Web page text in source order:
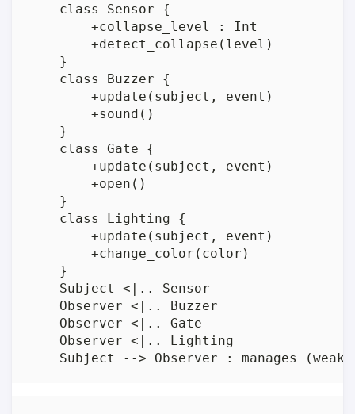
    class Sensor {
        +collapse_level : Int
        +detect_collapse(level)
    }
    class Buzzer {
        +update(subject, event)
        +sound()
    }
    class Gate {
        +update(subject, event)
        +open()
    }
    class Lighting {
        +update(subject, event)
        +change_color(color)
    }
    Subject <|.. Sensor
    Observer <|.. Buzzer
    Observer <|.. Gate
    Observer <|.. Lighting